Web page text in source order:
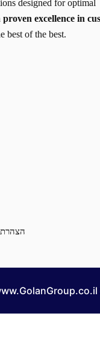
designed for optimal
proven excellence in
best of the best.